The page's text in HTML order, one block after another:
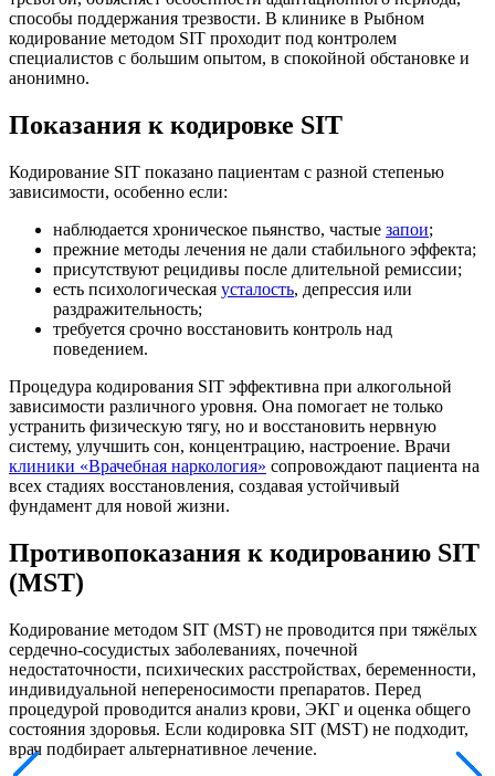
способы поддержания трезвости. В клинике в Рыбном
кодирование методом SIT проходит под контролем
специалистов с большим опытом, в спокойной обстановке и
анонимно.
Показания к кодировке SIT
Кодирование SIT показано пациентам с разной степенью
зависимости, особенно если:
наблюдается хроническое пьянство, частые запои;
прежние методы лечения не дали стабильного эффекта;
присутствуют рецидивы после длительной ремиссии;
есть психологическая усталость, депрессия или
раздражительность;
требуется срочно восстановить контроль над
поведением.
Процедура кодирования SIT эффективна при алкогольной
зависимости различного уровня. Она помогает не только
устранить физическую тягу, но и восстановить нервную
систему, улучшить сон, концентрацию, настроение. Врачи
клиники «Врачебная наркология» сопровождают пациента на
всех стадиях восстановления, создавая устойчивый
фундамент для новой жизни.
Противопоказания к кодированию SIT
(MST)
Кодирование методом SIT (MST) не проводится при тяжёлых
сердечно-сосудистых заболеваниях, почечной
недостаточности, психических расстройствах, беременности,
индивидуальной непереносимости препаратов. Перед
процедурой проводится анализ крови, ЭКГ и оценка общего
состояния здоровья. Если кодировка SIT (MST) не подходит,
врач подбирает альтернативное лечение.